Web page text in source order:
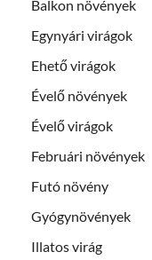
Balkon növények
Egynyári virágok
Ehető virágok
Évelő növények
Évelő virágok
Februári növények
Futó növény
Gyógynövények
Illatos virág